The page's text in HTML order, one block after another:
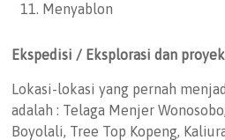
Menyablon
Ekspedisi / Eksplorasi dan
Lokasi-lokasi yang pernah
adalah : Telaga Menjer
Boyolali, Tree Top Kopeng,